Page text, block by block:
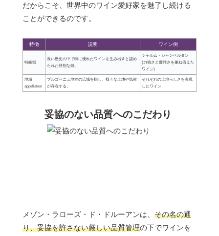
だからこそ、世界中のワイン愛好家を魅了し続ける
ことができるのです。
特徴 説明 ワイン例
特級畑
長い歴史の中で特に優れたワインを生み出すと認め
られた特別な畑。
シャルム・シャンベルタン
(力強さと優雅さを兼ね備えた
ワイン)
地域
appellation
ブルゴーニュ地方の広域を指し、様々な土壌や気候
が存在する。
それぞれの土地らしさを表現
したワイン
妥協のない品質へのこだわり
メゾン・ラローズ・ド・ドルーアンは、 その名の通
り、妥協を許さない厳しい品質管理の下でワインを